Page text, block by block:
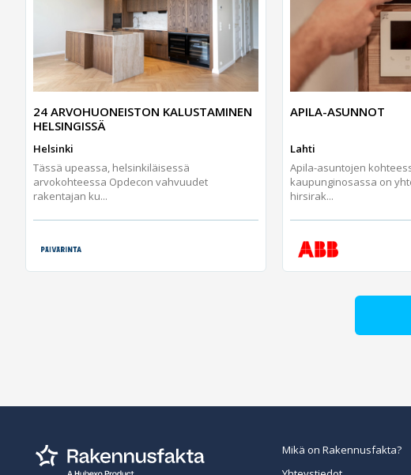
24 ARVOHUONEISTON KALUSTAMINEN
HELSINGISSÄ
Helsinki
Tässä upeassa, helsinkiläisessä
arvokohteessa Opdecon vahvuudet
rakentajan ku...
APILA-ASUNNOT
Lahti
Apila-asuntojen
kaupunginosassa on
hirsirak...
Mikä on Rakennusfakta?